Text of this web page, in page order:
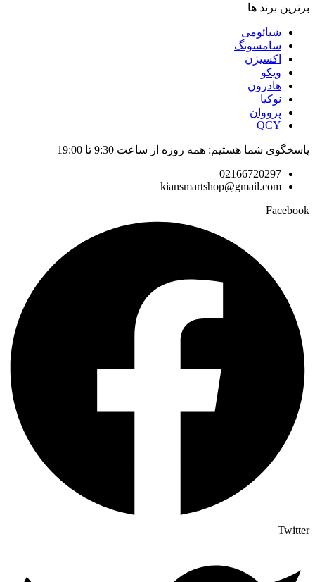
برترین برند ها
شیائومی
سامسونگ
اکسیژن
ویکو
هادرون
نوکیا
پرووان
QCY
پاسخگوی شما هستیم: همه روزه از ساعت 9:30 تا 19:00
02166720297
kiansmartshop@gmail.com
Facebook
Twitter